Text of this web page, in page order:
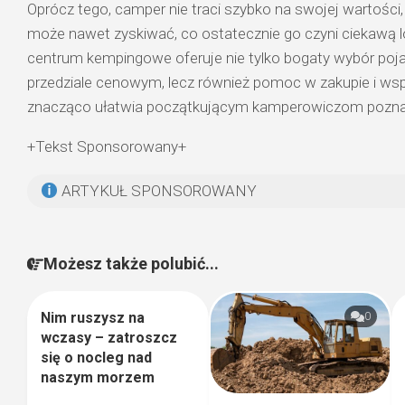
Oprócz tego, camper nie traci szybko na swojej
może nawet zyskiwać, co ostatecznie go czyni ciekawą
centrum kempingowe oferuje nie tylko bogaty wybór
przedziale cenowym, lecz również pomoc w zakupie i
znacząco ułatwia początkującym kamperowiczom
+Tekst Sponsorowany+
ARTYKUŁ SPONSOROWANY
Możesz także polubić...
Nim ruszysz na
wczasy – zatroszcz
się o nocleg nad
naszym morzem
0